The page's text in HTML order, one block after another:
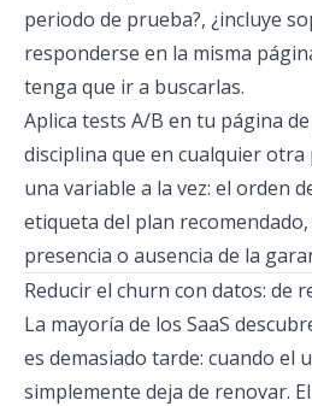
periodo de prueba?, ¿incluye
responderse en la misma
tenga que ir a buscarlas.
Aplica tests A/B en tu página
disciplina que en cualquier otra
una variable a la vez: el orden
etiqueta del plan
presencia o ausencia de la
Reducir el churn con datos: de
La mayoría de los SaaS
es demasiado tarde: cuando el
simplemente deja de renovar.